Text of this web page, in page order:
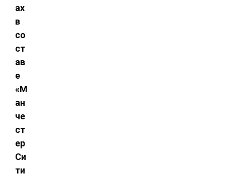
ах
в
со
ст
ав
е
«М
ан
че
ст
ер
Си
ти